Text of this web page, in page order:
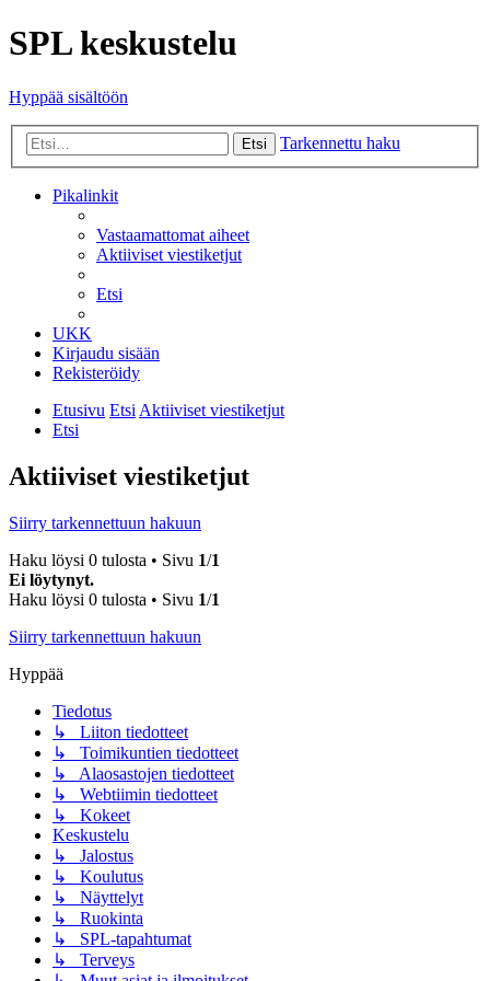
SPL keskustelu
Hyppää sisältöön
Etsi Tarkennettu haku
Pikalinkit
Vastaamattomat aiheet
Aktiiviset viestiketjut
Etsi
UKK
Kirjaudu sisään
Rekisteröidy
Etusivu EtsiAktiiviset viestiketjut
Etsi
Aktiiviset viestiketjut
Siirry tarkennettuun hakuun
Haku löysi 0 tulosta • Sivu 1/1
Ei löytynyt.
Haku löysi 0 tulosta • Sivu 1/1
Siirry tarkennettuun hakuun
Hyppää
Tiedotus
↳ Liiton tiedotteet
↳ Toimikuntien tiedotteet
↳ Alaosastojen tiedotteet
↳ Webtiimin tiedotteet
↳ Kokeet
Keskustelu
↳ Jalostus
↳ Koulutus
↳ Näyttelyt
↳ Ruokinta
↳ SPL-tapahtumat
↳ Terveys